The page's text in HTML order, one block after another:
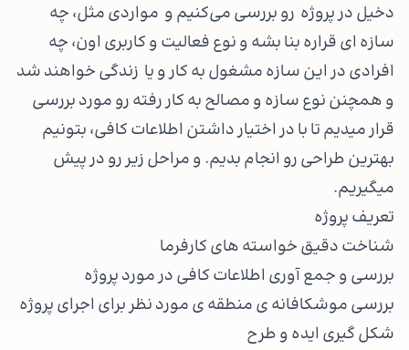
دخیل در پروژه رو بررسی می‌کنیم و مواردی مثل، چه
سازه ای قراره بنا بشه و نوع فعالیت و کاربری اون، چه
افرادی در این سازه مشغول به کار و یا زندگی خواهند شد
و همچنن نوع سازه و مصالح به کار رفته رو مورد بررسی
قرار میدیم تا با در اختیار داشتن اطلاعات کافی، بتونیم
بهترین طراحی رو انجام بدیم. و مراحل زیر رو در پیش
میگیریم.
تعریف پروژه
شناخت دقیق خواسته های کارفرما
بررسی و جمع آوری اطلاعات کافی در مورد پروژه
بررسی موشکافانه ی منطقه ی مورد نظر برای اجرای پروژه
شکل گیری ایده و طرح